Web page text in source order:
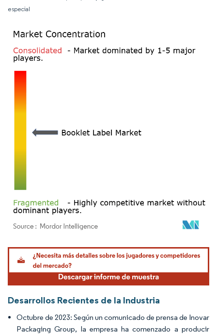
especial
Imagen © Mordor Intelligence. El uso requiere atribución según CC BY 4.0.
Desarrollos Recientes de la Industria
Octubre de 2023: Según un comunicado de prensa de Inovar
Packaging Group, la empresa ha comenzado a producir